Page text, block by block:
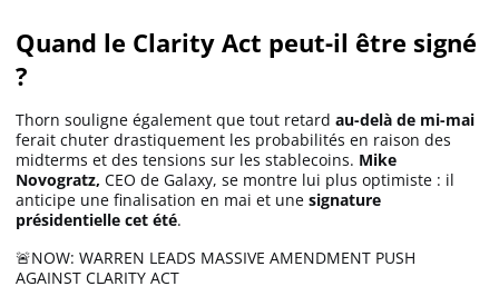
Quand le Clarity Act peut-il être signé
?
Thorn souligne également que tout retard au-delà de mi-mai
ferait chuter drastiquement les probabilités en raison des
midterms et des tensions sur les stablecoins. Mike
Novogratz, CEO de Galaxy, se montre lui plus optimiste : il
anticipe une finalisation en mai et une signature
présidentielle cet été.
🚨NOW: WARREN LEADS MASSIVE AMENDMENT PUSH
AGAINST CLARITY ACT